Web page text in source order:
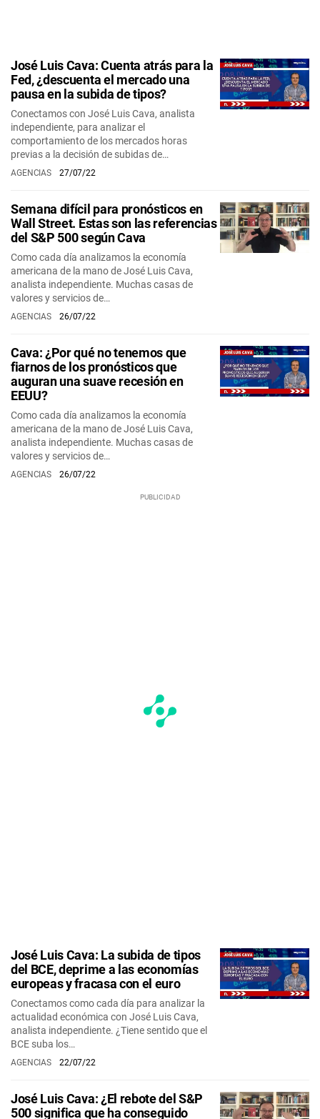
José Luis Cava: Cuenta atrás para la
Fed, ¿descuenta el mercado una
pausa en la subida de tipos?
Conectamos con José Luis Cava, analista
independiente, para analizar el
comportamiento de los mercados horas
previas a la decisión de subidas de…
AGENCIAS 27/07/22
Semana difícil para pronósticos en
Wall Street. Estas son las referencias
del S&P 500 según Cava
Como cada día analizamos la economía
americana de la mano de José Luis Cava,
analista independiente. Muchas casas de
valores y servicios de…
AGENCIAS 26/07/22
Cava: ¿Por qué no tenemos que
fiarnos de los pronósticos que
auguran una suave recesión en
EEUU?
Como cada día analizamos la economía
americana de la mano de José Luis Cava,
analista independiente. Muchas casas de
valores y servicios de…
AGENCIAS 26/07/22
José Luis Cava: La subida de tipos
del BCE, deprime a las economías
europeas y fracasa con el euro
Conectamos como cada día para analizar la
actualidad económica con José Luis Cava,
analista independiente. ¿Tiene sentido que el
BCE suba los…
AGENCIAS 22/07/22
José Luis Cava: ¿El rebote del S&P
500 significa que ha conseguido